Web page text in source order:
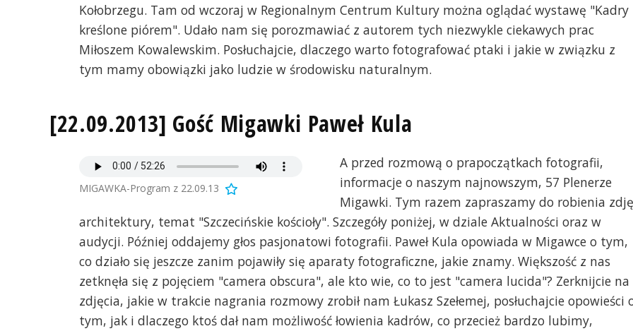
Kołobrzegu. Tam od wczoraj w Regionalnym Centrum Kultury można oglądać wystawę "Kadry
kreślone piórem". Udało nam się porozmawiać z autorem tych niezwykle ciekawych prac
Miłoszem Kowalewskim. Posłuchajcie, dlaczego warto fotografować ptaki i jakie w związku z
tym mamy obowiązki jako ludzie w środowisku naturalnym.
[22.09.2013] Gość Migawki Paweł Kula
MIGAWKA-Program z 22.09.13
A przed rozmową o prapoczątkach fotografii,
informacje o naszym najnowszym, 57 Plenerze
Migawki. Tym razem zapraszamy do robienia
architektury, temat "Szczecińskie kościoły". Szczegóły poniżej, w dziale Aktualności oraz w
audycji. Później oddajemy głos pasjonatowi fotografii. Paweł Kula opowiada w Migawce o tym,
co działo się jeszcze zanim pojawiły się aparaty fotograficzne, jakie znamy. Większość z nas
zetknęła się z pojęciem "camera obscura", ale kto wie, co to jest "camera lucida"? Zerknijcie na
zdjęcia, jakie w trakcie nagrania rozmowy zrobił nam Łukasz Szełemej, posłuchajcie opowieści
tym, jak i dlaczego ktoś dał nam możliwość łowienia kadrów, co przecież bardzo lubimy,